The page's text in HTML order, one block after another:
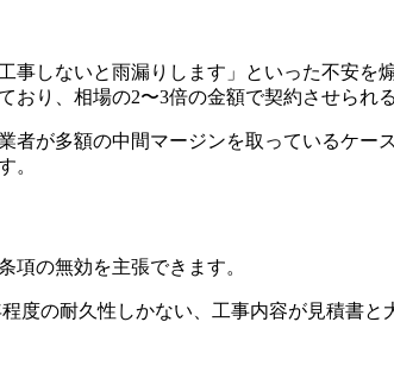
しないと雨漏りします」といった不安を
り、相場の2〜3倍の金額で契約させられ
が多額の中間マージンを取っているケ
。
項の無効を主張できます。
度の耐久性しかない、工事内容が見積書